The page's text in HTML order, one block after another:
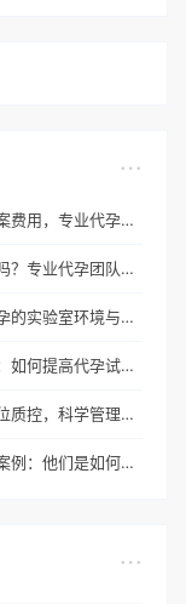
贝贝壳BFG医院代孕包成功方案费用，专业代孕首选
贝贝壳BFG医院代孕技术成熟吗？专业代孕团队保驾护航
走进贝贝壳BFG医院：专业代孕的实验室环境与操作流程
贝贝壳BFG医院专业代孕指南：如何提高代孕试管的成功率？
贝贝壳BFG医院专业代孕全方位质控，科学管理生育每一步
贝贝壳BFG医院专业代孕真实案例：他们是如何在这里圆梦的